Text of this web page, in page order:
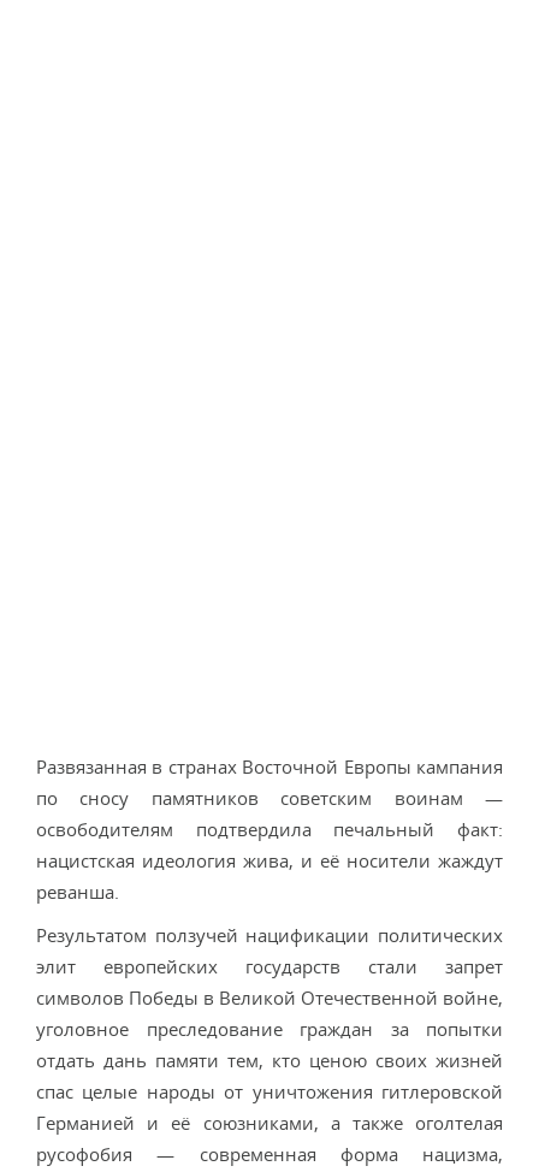
Развязанная в странах Восточной Европы кампания
по сносу памятников советским воинам —
освободителям подтвердила печальный факт:
нацистская идеология жива, и её носители жаждут
реванша.
Результатом ползучей нацификации политических
элит европейских государств стали запрет
символов Победы в Великой Отечественной войне,
уголовное преследование граждан за попытки
отдать дань памяти тем, кто ценою своих жизней
спас целые народы от уничтожения гитлеровской
Германией и её союзниками, а также оголтелая
русофобия — современная форма нацизма,